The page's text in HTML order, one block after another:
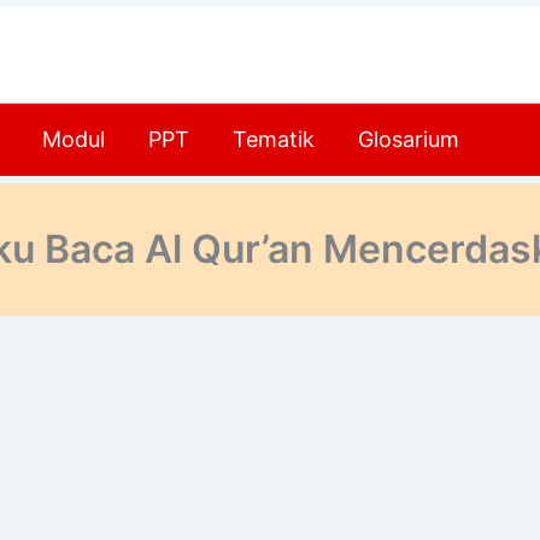
Modul PPT Tematik Glosarium
Baca Al Qur’an